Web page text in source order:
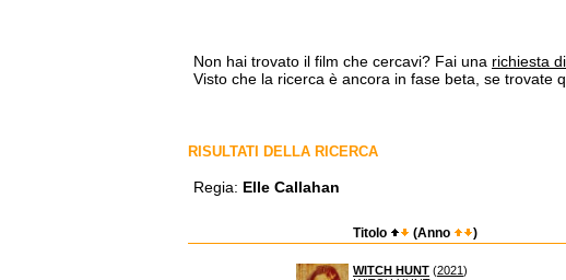
Non hai trovato il film che cercavi? Fai una richiesta
Visto che la ricerca è ancora in fase beta, se trovate
RISULTATI DELLA RICERCA
Regia: Elle Callahan
Titolo (Anno )
WITCH HUNT (2021)